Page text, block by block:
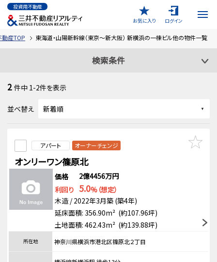
投資用不動産
お気に入り
ログイン
産TOP 東海道・山陽新幹線（東京～新大阪） 新横浜の一棟ビル他の物件一覧
検索条件
2 件中 1-2件を表示
並べ替え
アパート オーナーチェンジ
オンリーワン篠原北
価格
2億4456万円
利回り 5.0%（想定）
木造 / 2022年3月築 (築4年)
延床面積: 356.90m² (約107.96坪)
土地面積: 462.43m² (約139.88坪)
所在地 神奈川県横浜市港北区篠原北２丁目